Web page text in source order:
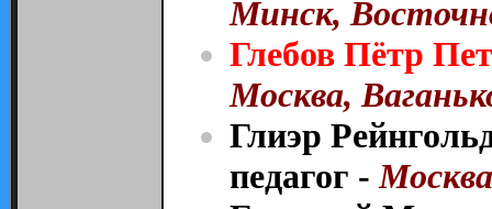
Минск,
Глебов Пётр
Москва,
Глиэр
педагог -